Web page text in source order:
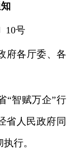
10号
府各厅委、各
“智赋万企”行
省人民政府同
行。